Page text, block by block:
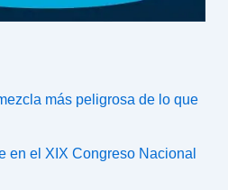
más peligrosa de lo que
en el XIX Congreso Nacional